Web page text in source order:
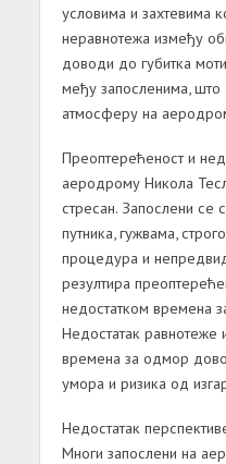
условима и захтевима
неравнотежа између
доводи до губитка
међу запосленима,
атмосферу на
Преоптерећености
аеродрому Никола
стресан. Запослени се
путника, гужвама,
процедура и
резултира
недостатком времена
Недостатак равнотеже
времена за одмор
умора и ризика од
Недостатак
Многи запослени на